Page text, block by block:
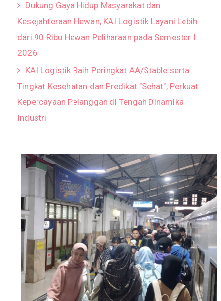
Dukung Gaya Hidup Masyarakat dan
Kesejahteraan Hewan, KAI Logistik Layani Lebih
dari 90 Ribu Hewan Peliharaan pada Semester I
2026
KAI Logistik Raih Peringkat AA/Stable serta
Tingkat Kesehatan dan Predikat "Sehat", Perkuat
Kepercayaan Pelanggan di Tengah Dinamika
Industri